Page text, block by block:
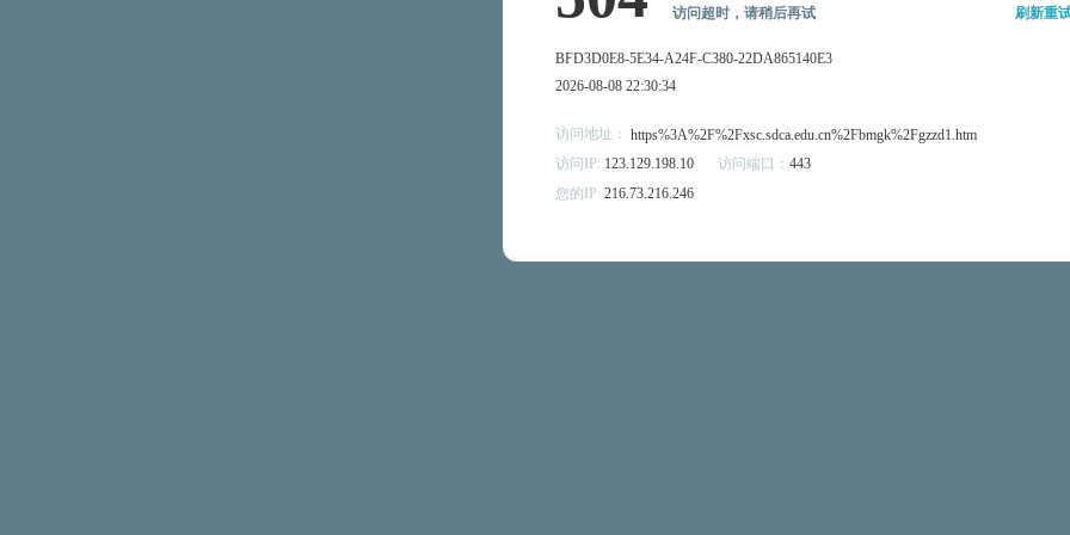
访问超时，请稍后再试 刷新重
BFD3D0E8-5E34-A24F-C380-22DA865140E3
2026-08-08 22:30:34
访问地址： https%3A%2F%2Fxsc.sdca.edu.cn%2Fbmgk%2Fgzzd1.htm
访问IP: 123.129.198.10 访问端口： 443
您的IP: 216.73.216.246